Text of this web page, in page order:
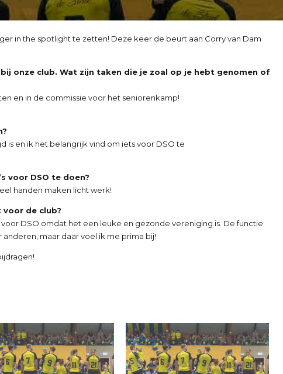
in the spotlight te zetten! Deze keer de beurt aan Corry van Dam
onze club. Wat zijn taken die je zoal op je hebt genomen of
en in de commissie voor het seniorenkamp!
is en ik het belangrijk vind om iets voor DSO te
voor DSO te doen?
handen maken licht werk!
de club?
DSO omdat het een leuke en gezonde vereniging is. De functie
maar daar voel ik me prima bij!